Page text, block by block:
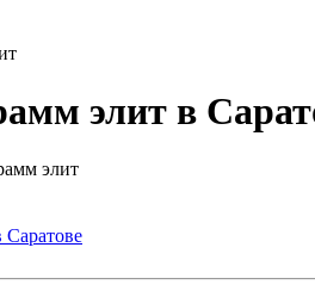
элит в
элит